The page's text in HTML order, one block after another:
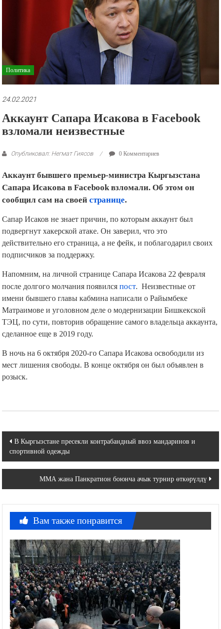
Политика
24.02.2021
Аккаунт Сапара Исакова в Facebook
взломали неизвестные
Опубликовал: Негмат Гиясов 0 Комментариев
Аккаунт бывшего премьер-министра Кыргызстана
Сапара Исакова в Facebook взломали. Об этом он
сообщил сам на своейстранице.
Сапар Исаков не знает причин, по которым аккаунт был
подвергнут хакерской атаке. Он заверил, что это
действительно его страница, а не фейк, и поблагодарил своих
подписчиков за поддержку.
Напомним, на личной странице Сапара Исакова 22 февраля
после долгого молчания появилсяпост. Неизвестные от
имени бывшего главы кабмина написали о Райымбеке
Матраимове и уголовном деле о модернизации Бишкекской
ТЭЦ, по сути, повторив обращение самого владельца аккаунта,
сделанное еще в 2019 году.
В ночь на 6 октября 2020-го Сапара Исакова освободили из
мест лишения свободы. В конце октября он был объявлен в
розыск.
Навигация
по
записям
В Кыргызстане пресекли контрабандный ввоз мандаринов и
спортивной одежды
ММА жана Панкратион боюнча ачык турнир өткөрүлдү
Вам также понравится